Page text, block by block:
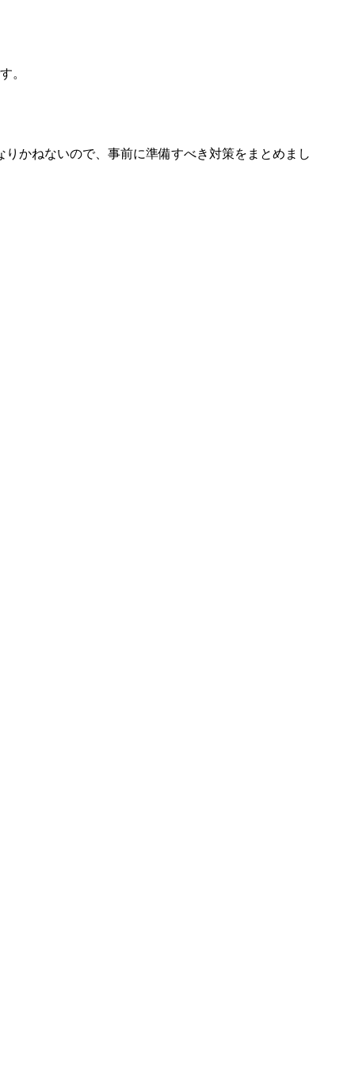
。
かねないので、事前に準備すべき対策をまとめまし